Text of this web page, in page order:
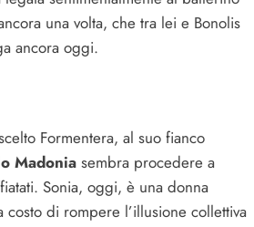
una volta, che tra lei e Bonolis
ancora oggi.
Formentera, al suo fianco
Madonia sembra procedere a
Sonia, oggi, è una donna
di rompere l’illusione collettiva